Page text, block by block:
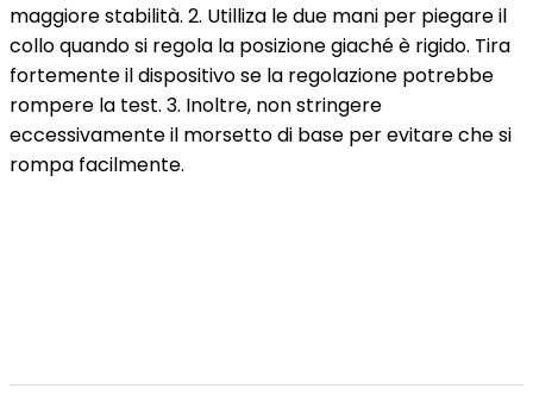
maggiore stabilità. 2. Utilliza le due mani per piegare il
collo quando si regola la posizione giaché è rigido. Tira
fortemente il dispositivo se la regolazione potrebbe
rompere la test. 3. Inoltre, non stringere
eccessivamente il morsetto di base per evitare che si
rompa facilmente.